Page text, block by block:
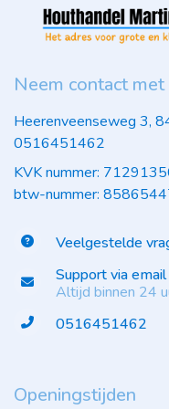
Neem contact met
Heerenveenseweg 3,
0516451462
KVK nummer:
btw-nummer:
Veelgestelde
Support via email
Altijd binnen 24
0516451462
Openingstijden